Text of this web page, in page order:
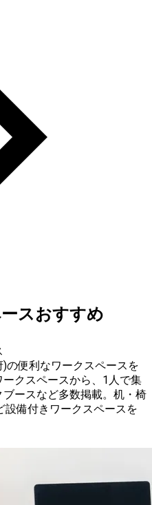
スおすすめ
の便利なワークスペースを
クスペースから、1人で集
ースなど多数掲載。机・椅
設備付きワークスペースを